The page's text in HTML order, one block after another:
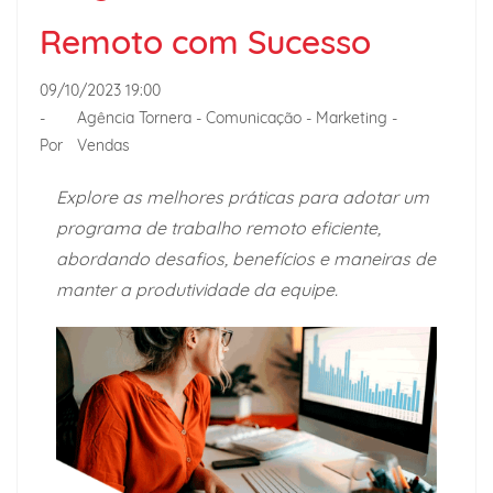
Remoto com Sucesso
09/10/2023 19:00
-
Por
Agência Tornera - Comunicação - Marketing -
Vendas
Explore as melhores práticas para adotar um
programa de trabalho remoto eficiente,
abordando desafios, benefícios e maneiras de
manter a produtividade da equipe.